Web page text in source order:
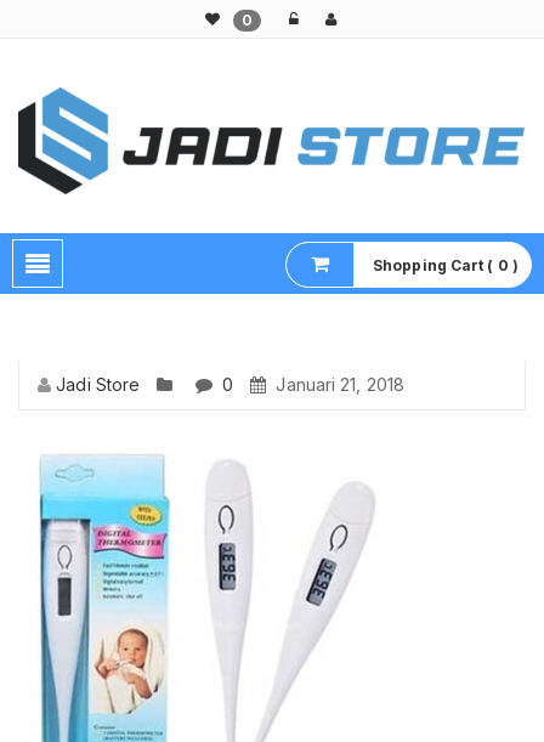
0
Shopping Cart ( 0 )
Jadi Store 0 Januari 21, 2018